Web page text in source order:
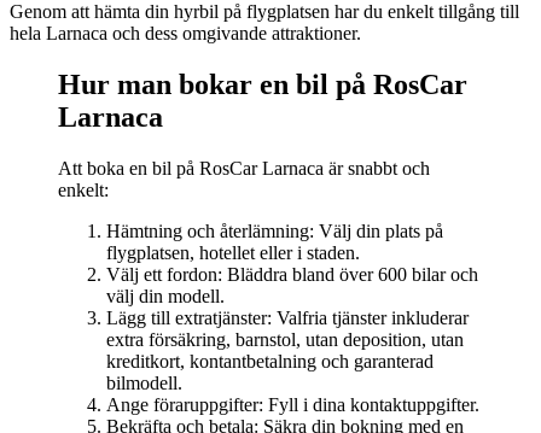
Genom att hämta din hyrbil på flygplatsen har du enkelt tillgång till
hela Larnaca och dess omgivande attraktioner.
Hur man bokar en bil på RosCar
Larnaca
Att boka en bil på RosCar Larnaca är snabbt och
enkelt:
Hämtning och återlämning: Välj din plats på
flygplatsen, hotellet eller i staden.
Välj ett fordon: Bläddra bland över 600 bilar och
välj din modell.
Lägg till extratjänster: Valfria tjänster inkluderar
extra försäkring, barnstol, utan deposition, utan
kreditkort, kontantbetalning och garanterad
bilmodell.
Ange föraruppgifter: Fyll i dina kontaktuppgifter.
Bekräfta och betala: Säkra din bokning med en